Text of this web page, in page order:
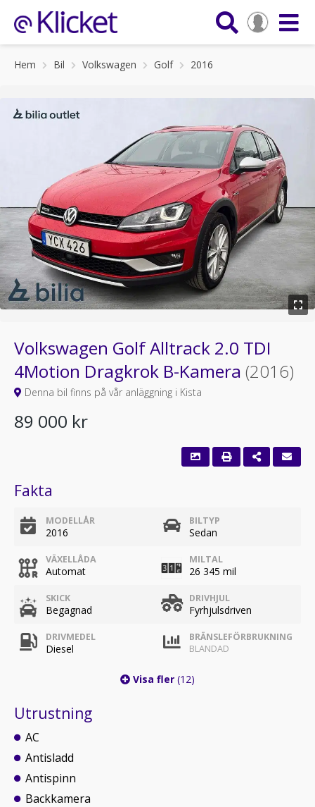
Hem Bil Volkswagen Golf 2016
Volkswagen Golf Alltrack 2.0 TDI
4Motion Dragkrok B-Kamera (2016)
Denna bil finns på vår anläggning i Kista
89 000 kr
Fakta
MODELLÅR
2016
BILTYP
Sedan
VÄXELLÅDA
Automat
MILTAL
26 345 mil
SKICK
Begagnad
DRIVHJUL
Fyrhjulsdriven
DRIVMEDEL
Diesel
BRÄNSLEFÖRBRUKNING
BLANDAD
Visa fler (12)
Utrustning
AC
Antisladd
Antispinn
Backkamera